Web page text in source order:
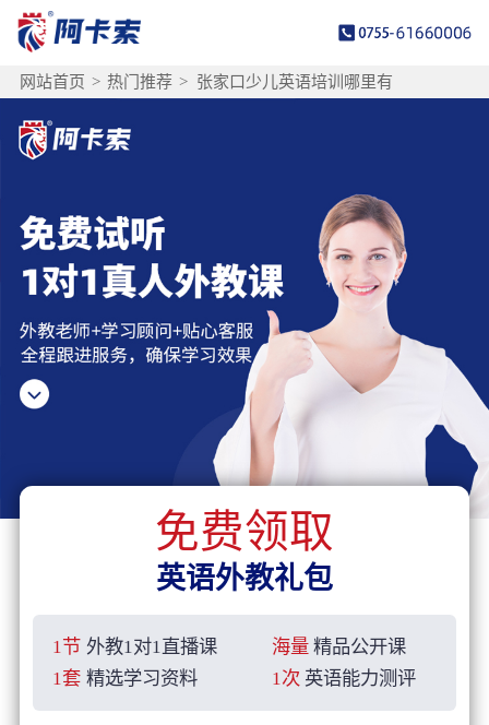
网站首页 > 热门推荐 > 张家口少儿英语培训哪里有
免费领取
英语外教礼包
1节 外教1对1直播课 海量 精品公开课
1套 精选学习资料 1次 英语能力测评